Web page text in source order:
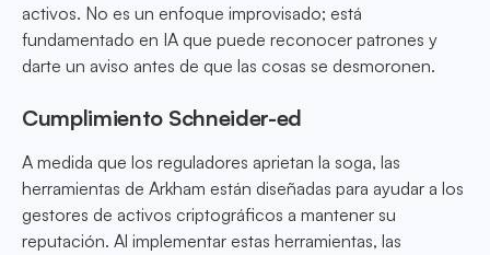
activos. No es un enfoque improvisado; está
fundamentado en IA que puede reconocer patrones y
darte un aviso antes de que las cosas se desmoronen.
Cumplimiento Schneider-ed
A medida que los reguladores aprietan la soga, las
herramientas de Arkham están diseñadas para ayudar a los
gestores de activos criptográficos a mantener su
reputación. Al implementar estas herramientas, las